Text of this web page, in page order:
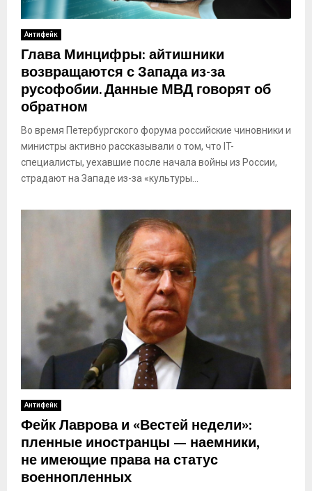
Антифейк
Глава Минцифры: айтишники
возвращаются с Запада из-за
русофобии. Данные МВД говорят об
обратном
Во время Петербургского форума российские чиновники и
министры активно рассказывали о том, что IT-
специалисты, уехавшие после начала войны из России,
страдают на Западе из-за «культуры...
Антифейк
Фейк Лаврова и «Вестей недели»:
пленные иностранцы — наемники,
не имеющие права на статус
военнопленных